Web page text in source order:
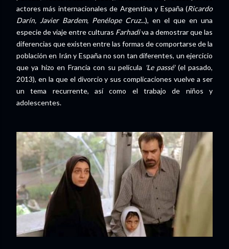
actores más internacionales de Argentina y España (Ricardo
Darín, Javier Bardem, Penélope Cruz...), en el que en una
especie de viaje entre culturas Farhadiva a demostrar que las
diferencias que existen entre las formas de comportarse de la
población en Irán y España no son tan diferentes, un ejercicio
que ya hizo en Francia con su película 'Le passé' (el pasado,
2013), en la que el divorcio y sus complicaciones vuelve a ser
un tema recurrente, así como el trabajo de niños y
adolescentes.